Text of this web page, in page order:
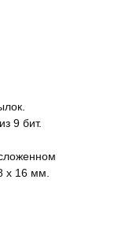
9 бит.
x 16 мм.